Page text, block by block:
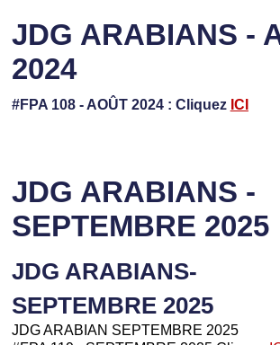
JDG ARABIANS -
2024
#FPA 108 - AOÛT 2024 : Cliquez ICI
JDG ARABIANS -
SEPTEMBRE 2025
JDG ARABIANS-
SEPTEMBRE 2025
JDG ARABIAN SEPTEMBRE 2025